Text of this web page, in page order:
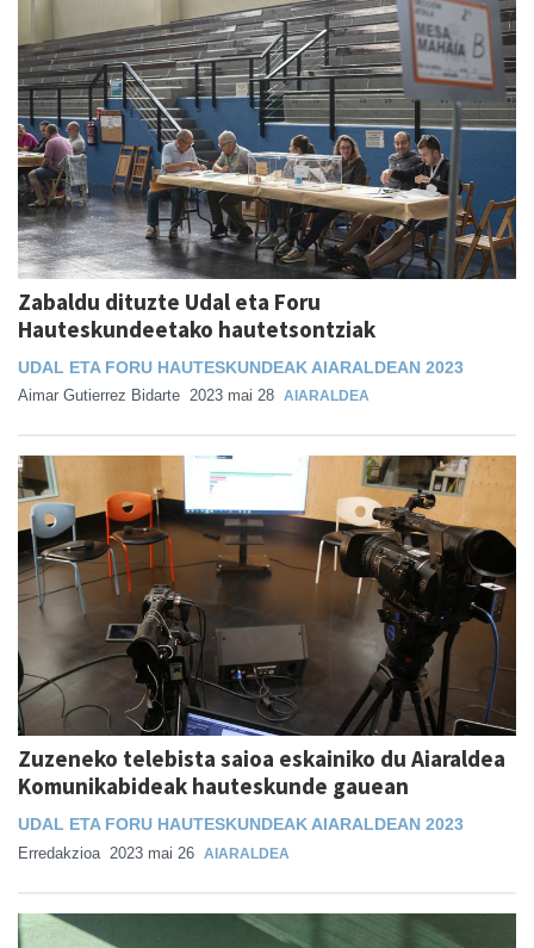
Zabaldu dituzte Udal eta Foru
Hauteskundeetako hautetsontziak
UDAL ETA FORU HAUTESKUNDEAK AIARALDEAN 2023
Aimar Gutierrez Bidarte 2023 mai 28 AIARALDEA
Zuzeneko telebista saioa eskainiko du Aiaraldea
Komunikabideak hauteskunde gauean
UDAL ETA FORU HAUTESKUNDEAK AIARALDEAN 2023
Erredakzioa 2023 mai 26 AIARALDEA